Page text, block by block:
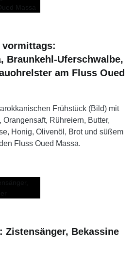
vormittags:
Braunkehl-Uferschwalbe,
am Fluss Oued
Frühstück (Bild) mit
Orangensaft, Rühreiern, Butter,
Honig, Olivenöl, Brot und süßem
Fluss Oued Massa.
Zistensänger, Bekassine